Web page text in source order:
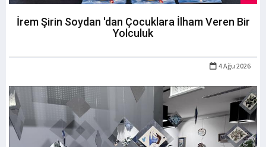
İrem Şirin Soydan 'dan Çocuklara İlham Veren Bir
Yolculuk
4 Ağu 2026